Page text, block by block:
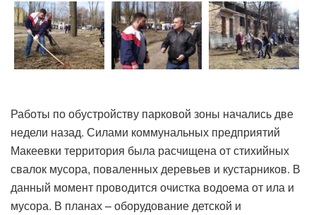
Работы по обустройству парковой зоны начались две
недели назад. Силами коммунальных предприятий
Макеевки территория была расчищена от стихийных
свалок мусора, поваленных деревьев и кустарников. В
данный момент проводится очистка водоема от ила и
мусора. В планах – оборудование детской и